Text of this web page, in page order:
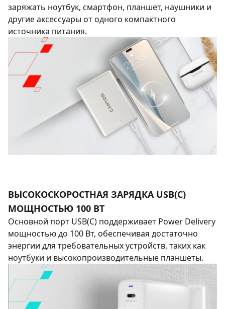
заряжать ноутбук, смартфон, планшет, наушники и
другие аксессуары от одного компактного
источника питания.
ВЫСОКОСКОРОСТНАЯ ЗАРЯДКА USB(C)
МОЩНОСТЬЮ 100 ВТ
Основной порт USB(C) поддерживает Power Delivery
мощностью до 100 Вт, обеспечивая достаточно
энергии для требовательных устройств, таких как
ноутбуки и высокопроизводительные планшеты.